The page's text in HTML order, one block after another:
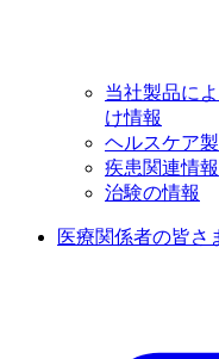
当社製品に
け情報
ヘルスケア
疾患関連情報
治験の情報
医療関係者の皆さ